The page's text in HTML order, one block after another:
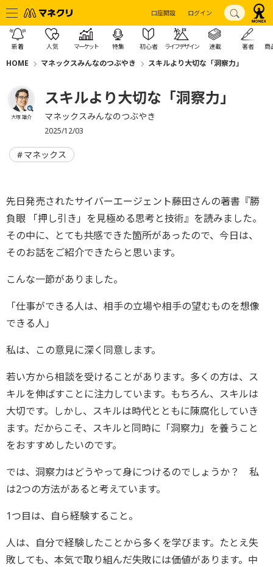
口座開設 ログイン
新着 人気 マーケット 特集 初心者 ライフデザイン 連載 著者 商
HOME マネックスみんなのつぶやき スキルより大切な「洞察力」
大塚 雄介
スキルより大切な「洞察力」
マネックスみんなのつぶやき
2025/12/03
マネックス
先日発売されたサイバーエージェント藤田さんの著書『勝
負眼 「押し引き」を見極める思考と技術』を読みました。
その中に、とても共感できた箇所があったので、今日は、
そのお話をご紹介できたらと思います。
こんな一節がありました。
「仕事ができる人は、相手の立場や相手の望むものを想像
できる人」
私は、この意見に深く同意します。
若い方から相談を受けることがあります。多くの方は、ス
キルを伸ばすことに注力しています。もちろん、スキルは
大切です。しかし、スキルは時代とともに陳腐化していき
ます。だからこそ、スキルと同時に「洞察力」を養うこと
をおすすめしたいのです。
では、洞察力はどうやって身につけるのでしょうか？ 私
は2つの方法があると考えています。
1つ目は、自ら経験すること。
人は、自分で経験したことから多くを学びます。たとえ失
敗しても、本気で取り組んだ失敗には価値があります。中